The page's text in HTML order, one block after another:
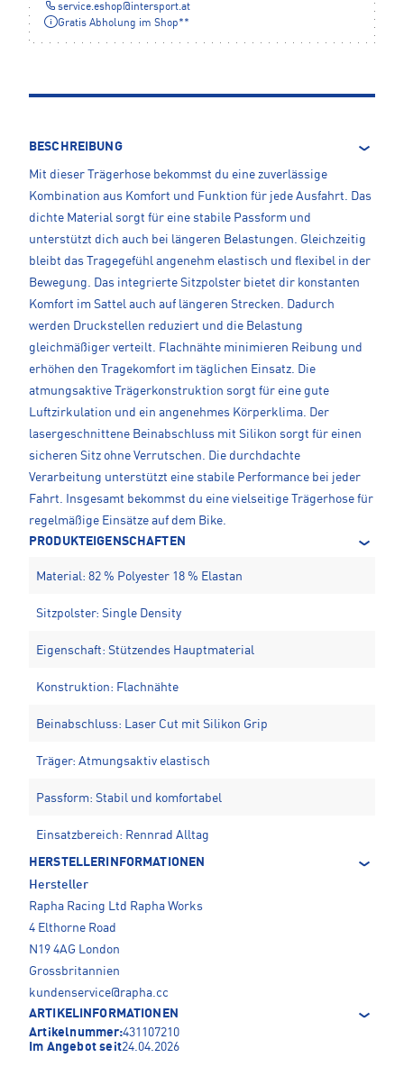
service.eshop@intersport.at
Gratis Abholung im Shop**
BESCHREIBUNG
Mit dieser Trägerhose bekommst du eine zuverlässige
Kombination aus Komfort und Funktion für jede Ausfahrt. Das
dichte Material sorgt für eine stabile Passform und
unterstützt dich auch bei längeren Belastungen. Gleichzeitig
bleibt das Tragegefühl angenehm elastisch und flexibel in der
Bewegung. Das integrierte Sitzpolster bietet dir konstanten
Komfort im Sattel auch auf längeren Strecken. Dadurch
werden Druckstellen reduziert und die Belastung
gleichmäßiger verteilt. Flachnähte minimieren Reibung und
erhöhen den Tragekomfort im täglichen Einsatz. Die
atmungsaktive Trägerkonstruktion sorgt für eine gute
Luftzirkulation und ein angenehmes Körperklima. Der
lasergeschnittene Beinabschluss mit Silikon sorgt für einen
sicheren Sitz ohne Verrutschen. Die durchdachte
Verarbeitung unterstützt eine stabile Performance bei jeder
Fahrt. Insgesamt bekommst du eine vielseitige Trägerhose für
regelmäßige Einsätze auf dem Bike.
PRODUKTEIGENSCHAFTEN
Material: 82 % Polyester 18 % Elastan
Sitzpolster: Single Density
Eigenschaft: Stützendes Hauptmaterial
Konstruktion: Flachnähte
Beinabschluss: Laser Cut mit Silikon Grip
Träger: Atmungsaktiv elastisch
Passform: Stabil und komfortabel
Einsatzbereich: Rennrad Alltag
HERSTELLERINFORMATIONEN
Hersteller
Rapha Racing Ltd Rapha Works
4 Elthorne Road
N19 4AG London
Grossbritannien
kundenservice@rapha.cc
ARTIKELINFORMATIONEN
Artikelnummer:431107210
Im Angebot seit24.04.2026